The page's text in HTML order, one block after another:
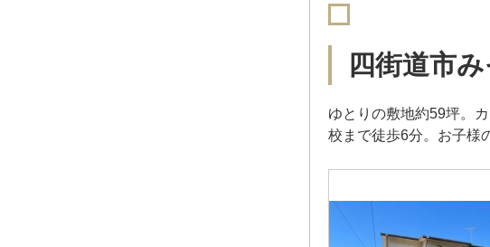
四街道市
ゆとりの敷地約59坪。
校まで徒歩6分。お子様